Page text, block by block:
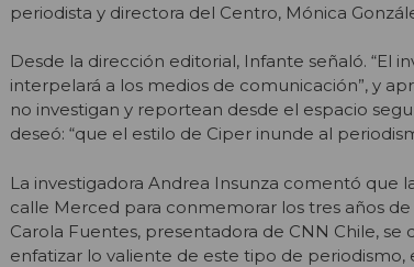
periodista y directora del Centro, Mónica
Desde la dirección editorial, Infante señaló. “El
interpelará a los medios de comunicación”, y
no investigan y reportean desde el espacio
deseó: “que el estilo de Ciper inunde al
La investigadora Andrea Insunza comentó que
calle Merced para conmemorar los tres años
Carola Fuentes, presentadora de CNN Chile,
enfatizar lo valiente de este tipo de